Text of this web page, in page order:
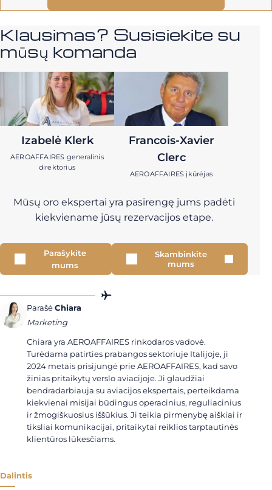
Klausimas? Susisiekite su
mūsų komanda
Izabelė Klerk
AEROAFFAIRES generalinis
direktorius
Francois-Xavier
Clerc
AEROAFFAIRES įkūrėjas
Mūsų oro ekspertai yra pasirengę jums padėti
kiekviename jūsų rezervacijos etape.
Parašykite
mums
Skambinkite
mums
ParašėChiara
Marketing
Chiara yra AEROAFFAIRES rinkodaros vadovė.
Turėdama patirties prabangos sektoriuje Italijoje, ji
2024 metais prisijungė prie AEROAFFAIRES, kad savo
žinias pritaikytų verslo aviacijoje. Ji glaudžiai
bendradarbiauja su aviacijos ekspertais, perteikdama
kiekvienai misijai būdingus operacinius, reguliacinius
ir žmogiškuosius iššūkius. Ji teikia pirmenybę aiškiai ir
tiksliai komunikacijai, pritaikytai reiklios tarptautinės
klientūros lūkesčiams.
Dalintis